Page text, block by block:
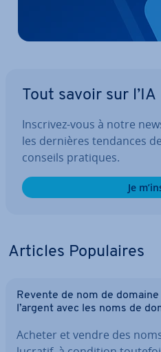
Tout savoir sur l’IA
Inscrivez-vous à notre
les dernières tendances
conseils pratiques.
Je
Articles Po­pu­laires
Revente de nom de
l’argent avec les noms de
Acheter et vendre des